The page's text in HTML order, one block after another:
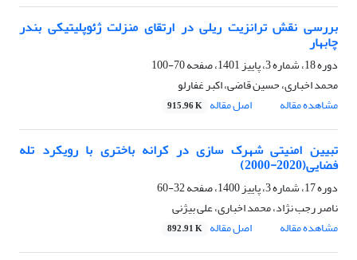
بررسی نقش ترانزیت ریلی در ارتقای منزلت ژئوپلیتیکی بندر
چابهار
دوره 18، شماره 3، پاییز 1401، صفحه
70-100
محمد اخباری، حسین قاضی، اکبر غفارلو
مشاهده مقاله
اصل مقاله 915.96 K
تبیین امنیتی شهرک سازی در کرانه باختری با رویکرد تله
فضایی(2020-2000)
دوره 17، شماره 3، پاییز 1400، صفحه
32-60
ناصر رجب نژاد، محمد اخباری، علی بیژنی
مشاهده مقاله
اصل مقاله 892.91 K